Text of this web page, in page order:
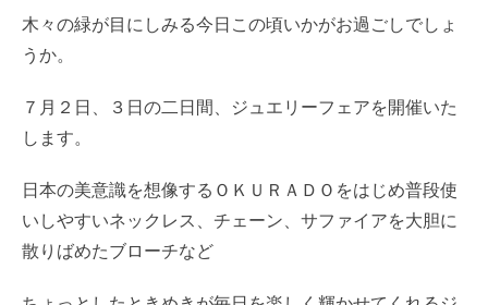
木々の緑が目にしみる今日この頃いかがお過ごしでしょ
うか。
７月２日、３日の二日間、ジュエリーフェアを開催いた
します。
日本の美意識を想像するＯＫＵＲＡＤＯをはじめ普段使
いしやすいネックレス、チェーン、サファイアを大胆に
散りばめたブローチなど